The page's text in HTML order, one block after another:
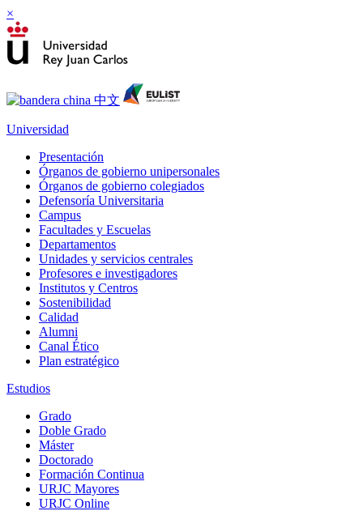
×
Universidad
Presentación
Órganos de gobierno unipersonales
Órganos de gobierno colegiados
Defensoría Universitaria
Campus
Facultades y Escuelas
Departamentos
Unidades y servicios centrales
Profesores e investigadores
Institutos y Centros
Sostenibilidad
Calidad
Alumni
Canal Ético
Plan estratégico
Estudios
Grado
Doble Grado
Máster
Doctorado
Formación Continua
URJC Mayores
URJC Online